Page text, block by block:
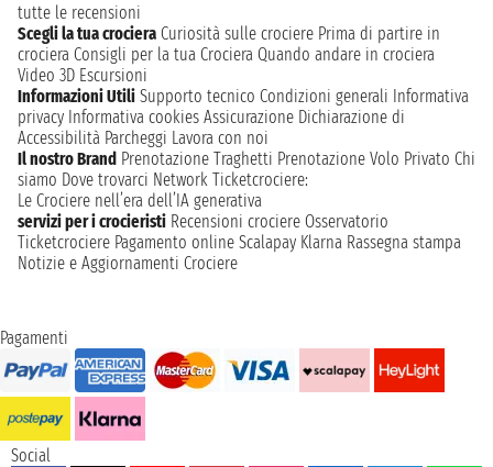
tutte le recensioni
Scegli la tua crociera Curiosità sulle crociere Prima di partire in
crociera Consigli per la tua Crociera Quando andare in crociera
Video 3D Escursioni
Informazioni Utili Supporto tecnico Condizioni generali Informativa
privacy Informativa cookies Assicurazione Dichiarazione di
Accessibilità Parcheggi Lavora con noi
Il nostro Brand Prenotazione Traghetti Prenotazione Volo Privato Chi
siamo Dove trovarci Network Ticketcrociere:
Le Crociere nell’era dell’IA generativa
servizi per i crocieristi Recensioni crociere Osservatorio
Ticketcrociere Pagamento online Scalapay Klarna Rassegna stampa
Notizie e Aggiornamenti Crociere
Pagamenti
Social